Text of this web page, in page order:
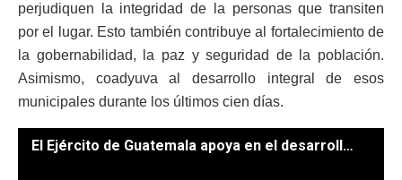
perjudiquen la integridad de la personas que transiten
por el lugar. Esto también contribuye al fortalecimiento de
la gobernabilidad, la paz y seguridad de la población.
Asimismo, coadyuva al desarrollo integral de esos
municipales durante los últimos cien días.
El Ejército de Guatemala apoya en el desarrollo y resolución de conflictos entre Nahualá y Santa Catarina Ixtahuacán. /Foto: Ministerio de la Defensa Nacional